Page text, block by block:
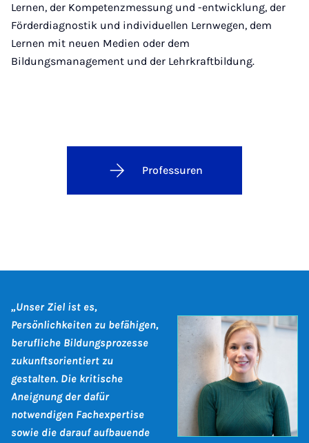
Lernen, der Kompetenzmessung und -entwicklung, der
Förderdiagnostik und individuellen Lernwegen, dem
Lernen mit neuen Medien oder dem
Bildungsmanagement und der Lehrkraftbildung.
Professuren
„Unser Ziel ist es,
Persönlichkeiten zu befähigen,
berufliche Bildungsprozesse
zukunftsorientiert zu
gestalten. Die kritische
Aneignung der dafür
notwendigen Fachexpertise
sowie die darauf aufbauende